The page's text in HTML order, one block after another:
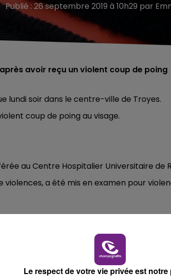
11h00 - 16h00
LE WEEK-END CHAMPAGNE
Publié : 26 septembre 2019 à 10h29 par
avoir reçu un violent coup de poing
lundi soir dans le centre-ville de Troyes.
coup de poing au visage.
au Centre Hospitalier Universitaire de
violences, a été mis en examen pour
Le respect de votre vie privée est